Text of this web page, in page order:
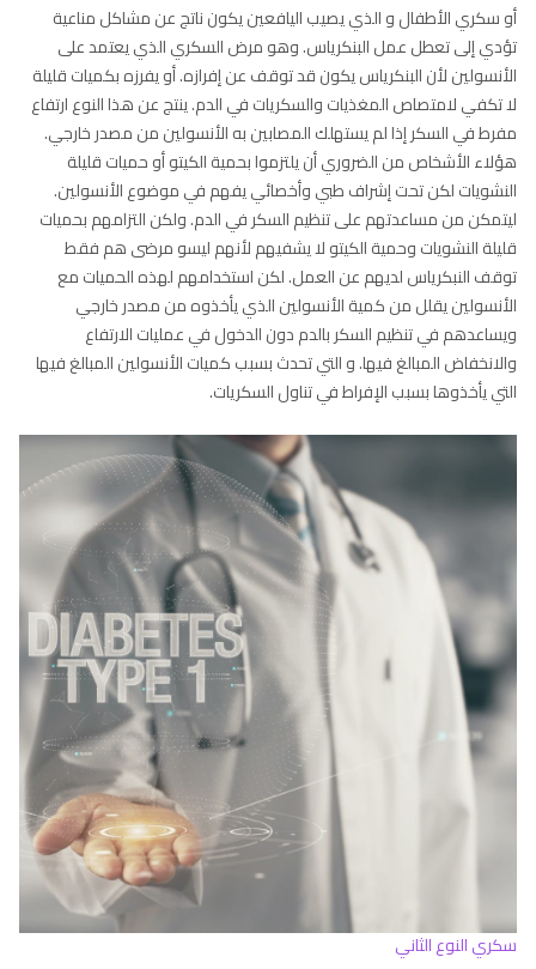
أو سكري الأطفال و الذي يصيب اليافعين يكون ناتج عن مشاكل مناعية
تؤدي إلى تعطل عمل البنكرياس. وهو مرض السكري الذي يعتمد على
الأنسولين لأن البنكرياس يكون قد توقف عن إفرازه. أو يفرزه بكميات قليلة
لا تكفي لامتصاص المغذيات والسكريات في الدم. ينتج عن هذا النوع ارتفاع
مفرط في السكر إذا لم يستهلك المصابين به الأنسولين من مصدر خارجي.
هؤلاء الأشخاص من الضروري أن يلتزموا بحمية الكيتو أو حميات قليلة
النشويات لكن تحت إشراف طبي وأخصائي يفهم في موضوع الأنسولين.
ليتمكن من مساعدتهم على تنظيم السكر في الدم. ولكن التزامهم بحميات
قليلة النشويات وحمية الكيتو لا يشفيهم لأنهم ليسو مرضى هم فقط
توقف النبكرياس لديهم عن العمل. لكن استخدامهم لهذه الحميات مع
الأنسولين يقلل من كمية الأنسولين الذي يأخذوه من مصدر خارجي
ويساعدهم في تنظيم السكر بالدم دون الدخول في عمليات الارتفاع
والانخفاض المبالغ فيها. و التي تحدث بسبب كميات الأنسولين المبالغ فيها
التي يأخذوها بسبب الإفراط في تناول السكريات.
سكري النوع الثاني